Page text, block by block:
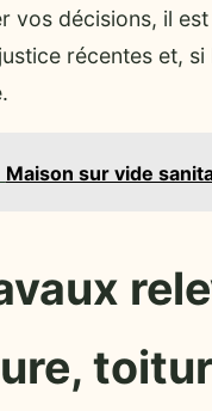
vos décisions, il
récentes et,
Maison sur vide